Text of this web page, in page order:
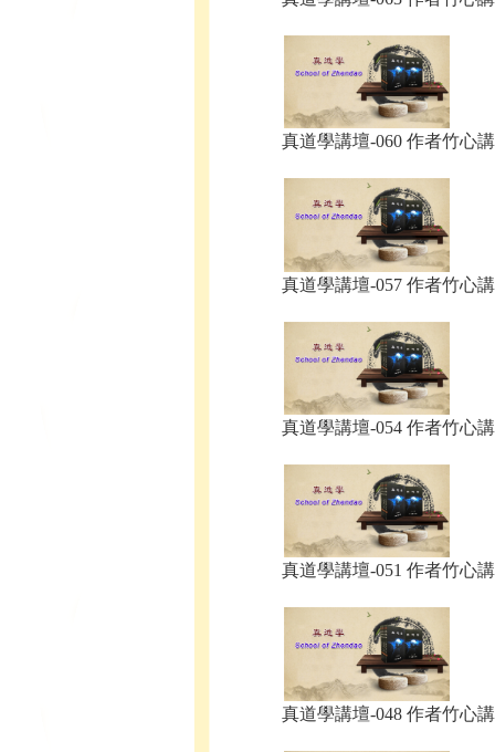
真道學講壇-060 作者竹心
真道學講壇-057 作者竹心
真道學講壇-054 作者竹心
真道學講壇-051 作者竹心
真道學講壇-048 作者竹心